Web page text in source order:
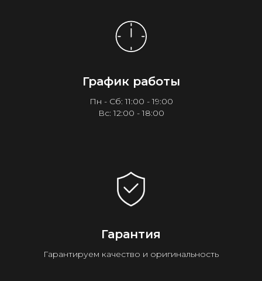
График работы
Пн - Сб: 11:00 - 19:00
Вс: 12:00 - 18:00
Гарантия
Гарантируем качество и оригинальность